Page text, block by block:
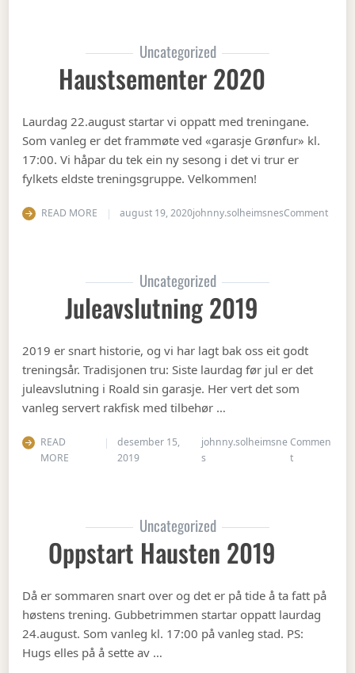
Uncategorized
Haustsementer 2020
Laurdag 22.august startar vi oppatt med treningane.
Som vanleg er det frammøte ved «garasje Grønfur» kl.
17:00. Vi håpar du tek ein ny sesong i det vi trur er
fylkets eldste treningsgruppe. Velkommen!
READ MORE august 19, 2020johnny.solheimsnesCommenton
Uncategorized
Juleavslutning 2019
2019 er snart historie, og vi har lagt bak oss eit godt
treningsår. Tradisjonen tru: Siste laurdag før jul er det
juleavslutning i Roald sin garasje. Her vert det som
vanleg servert rakfisk med tilbehør …
READ
MORE
desember 15,
2019
johnny.solheimsne
s
Commen
ton
Uncategorized
Oppstart Hausten 2019
Då er sommaren snart over og det er på tide å ta fatt på
høstens trening. Gubbetrimmen startar oppatt laurdag
24.august. Som vanleg kl. 17:00 på vanleg stad. PS:
Hugs elles på å sette av …